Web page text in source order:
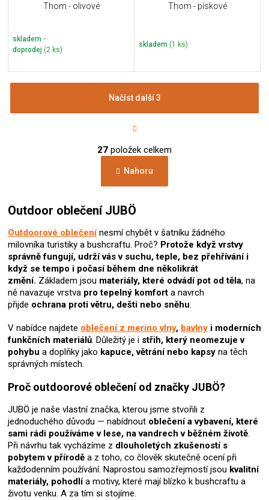
Thom - olivové
skladem -
doprodej (2 ks)
Thom - pískové
skladem (1 ks)
v
á
d
c
í
p
r
v
k
y
v
ý
p
s
u
Načíst další 3
t
á
n
k
v
n
27 položek celkem
Nahoru
Outdoor oblečení JUBÖ
Outdoorové oblečení nesmí chybět v šatníku žádného
milovníka turistiky a bushcraftu. Proč? Protože když vrstvy
správně fungují, udrží vás v suchu, teple, bez přehřívání i
když se tempo i počasí během dne několikrát
změní. Základem jsou materiály, které odvádí pot od těla, na
ně navazuje vrstva pro tepelný komfort a navrch
přijde ochrana proti větru, dešti nebo sněhu.
V nabídce najdete oblečení z merino vlny, bavlny i moderních
funkčních materiálů. Důležitý je i střih, který neomezuje v
pohybu a doplňky jako kapuce, větrání nebo kapsy na těch
správných místech.
Proč outdoorové oblečení od značky JUBÖ?
JUBÖ je naše vlastní značka, kterou jsme stvořili z
jednoduchého důvodu — nabídnout oblečení a vybavení, které
sami rádi používáme v lese, na vandrech v běžném životě.
Při návrhu tak vycházíme z dlouholetých zkušeností s
pobytem v přírodě a z toho, co člověk skutečně ocení při
každodenním používání. Naprostou samozřejmostí jsou kvalitní
materiály, pohodlía motivy, které mají blízko k bushcraftu a
životu venku. A za tím si stojíme.